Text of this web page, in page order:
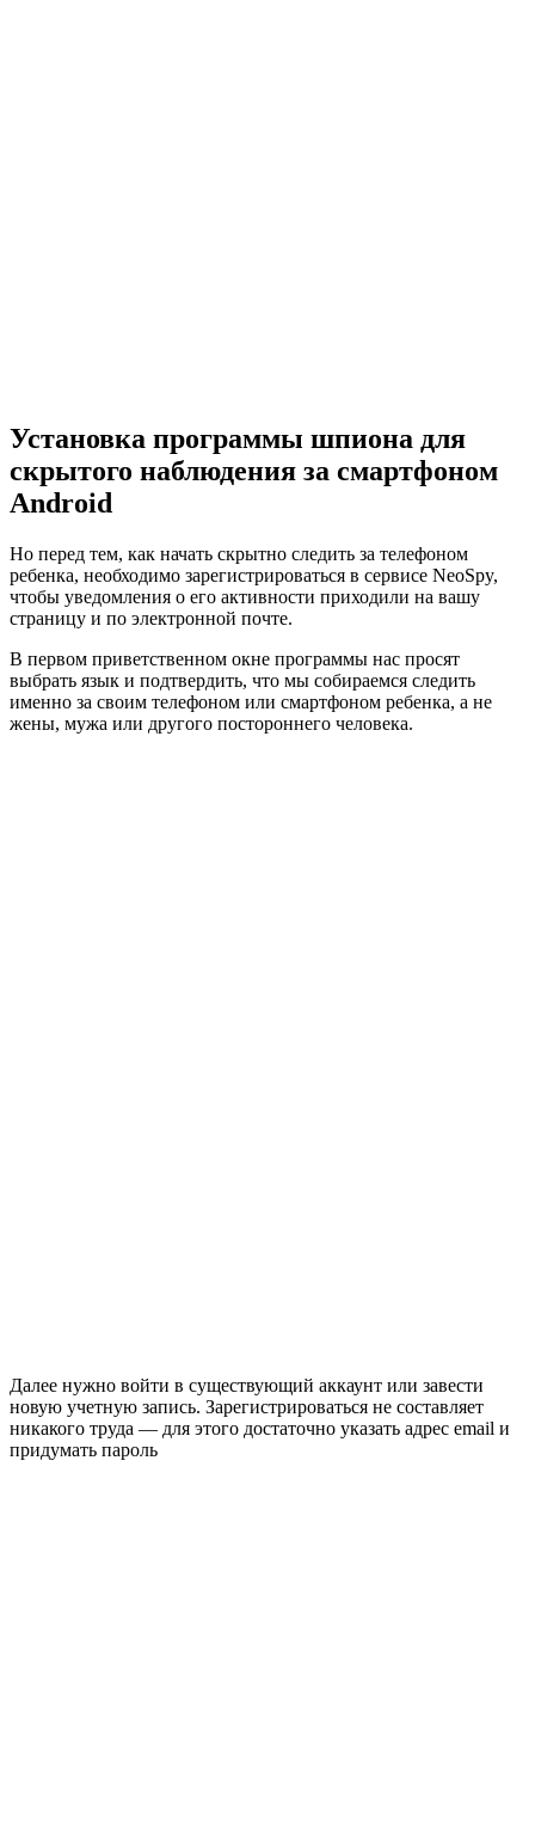
Установка программы шпиона для
скрытого наблюдения за смартфоном
Android
Но перед тем, как начать скрытно следить за телефоном
ребенка, необходимо зарегистрироваться в сервисе NeoSpy,
чтобы уведомления о его активности приходили на вашу
страницу и по электронной почте.
В первом приветственном окне программы нас просят
выбрать язык и подтвердить, что мы собираемся следить
именно за своим телефоном или смартфоном ребенка, а не
жены, мужа или другого постороннего человека.
Далее нужно войти в существующий аккаунт или завести
новую учетную запись. Зарегистрироваться не составляет
никакого труда — для этого достаточно указать адрес email и
придумать пароль